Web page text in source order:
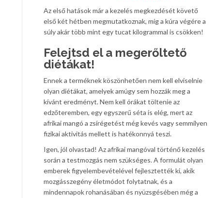
Az első hatások már a kezelés megkezdését követő
első két hétben megmutatkoznak, míg a kúra végére a
súly akár több mint egy tucat kilogrammal is csökken!
Felejtsd el a megerőltető
diétákat!
Ennek a terméknek köszönhetően nem kell elviselnie
olyan diétákat, amelyek amúgy sem hozzák meg a
kívánt eredményt. Nem kell órákat töltenie az
edzőteremben, egy egyszerű séta is elég, mert az
afrikai mangó a zsírégetést még kevés vagy semmilyen
fizikai aktivitás mellett is hatékonnyá teszi.
Igen, jól olvastad! Az afrikai mangóval történő kezelés
során a testmozgás nem szükséges. A formulát olyan
emberek figyelembevételével fejlesztették ki, akik
mozgásszegény életmódot folytatnak, és a
mindennapok rohanásában és nyüzsgésében még a